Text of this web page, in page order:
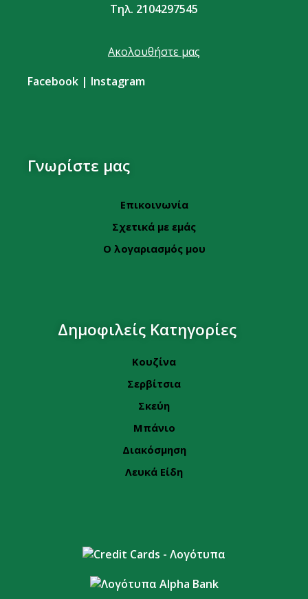
Τηλ. 2104297545
Ακολουθήστε μας
Facebook | Instagram
Γνωρίστε μας
Επικοινωνία
Σχετικά με εμάς
Ο λογαριασμός μου
Δημοφιλείς Κατηγορίες
Κουζίνα
Σερβίτσια
Σκεύη
Μπάνιο
Διακόσμηση
Λευκά Είδη